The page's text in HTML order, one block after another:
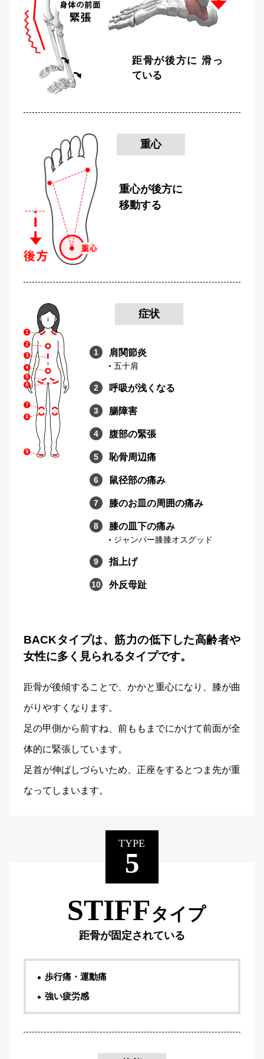
距骨が後方に 滑っ
ている
重心
重心が後方に
移動する
症状
肩関節炎
五十肩
呼吸が浅くなる
腸障害
腹部の緊張
恥骨周辺痛
鼠径部の痛み
膝のお皿の周囲の痛み
膝の皿下の痛み
ジャンパー膝膝オスグッド
指上げ
外反母趾
BACKタイプは、筋力の低下した高齢者や
女性に多く見られるタイプです。
距骨が後傾することで、かかと重心になり、膝が曲
がりやすくなります。
足の甲側から前すね、前ももまでにかけて前面が全
体的に緊張しています。
足首が伸ばしづらいため、正座をするとつま先が重
なってしまいます。
TYPE
5
STIFFタイプ
距骨が固定されている
歩行痛・運動痛
強い疲労感